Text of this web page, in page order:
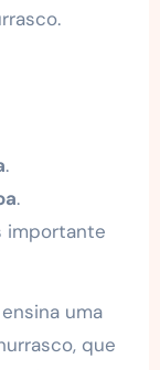
.
.
importante
uma
que